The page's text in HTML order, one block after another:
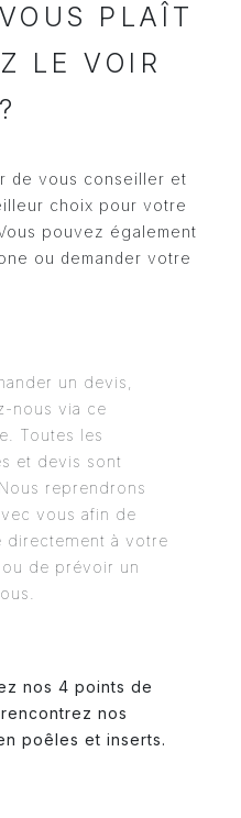
PLAÎT
LE VOIR
de vous conseiller et
choix pour votre
pouvez également
ou demander votre
un devis,
nous via ce
Toutes les
et devis sont
reprendrons
vous afin de
directement à votre
de prévoir un
nos 4 points de
nos
poêles et inserts.